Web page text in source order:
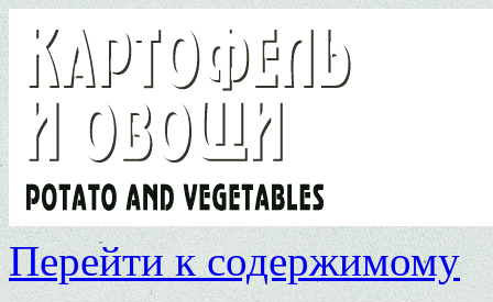
Перейти к содержимому